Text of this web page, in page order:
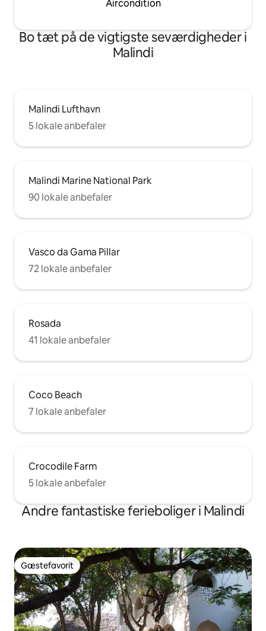
Aircondition
Bo tæt på de vigtigste seværdigheder i
Malindi
Malindi Lufthavn
5 lokale anbefaler
Malindi Marine National Park
90 lokale anbefaler
Vasco da Gama Pillar
72 lokale anbefaler
Rosada
41 lokale anbefaler
Coco Beach
7 lokale anbefaler
Crocodile Farm
5 lokale anbefaler
Andre fantastiske ferieboliger i Malindi
Gæstefavorit
Gæstefavorit